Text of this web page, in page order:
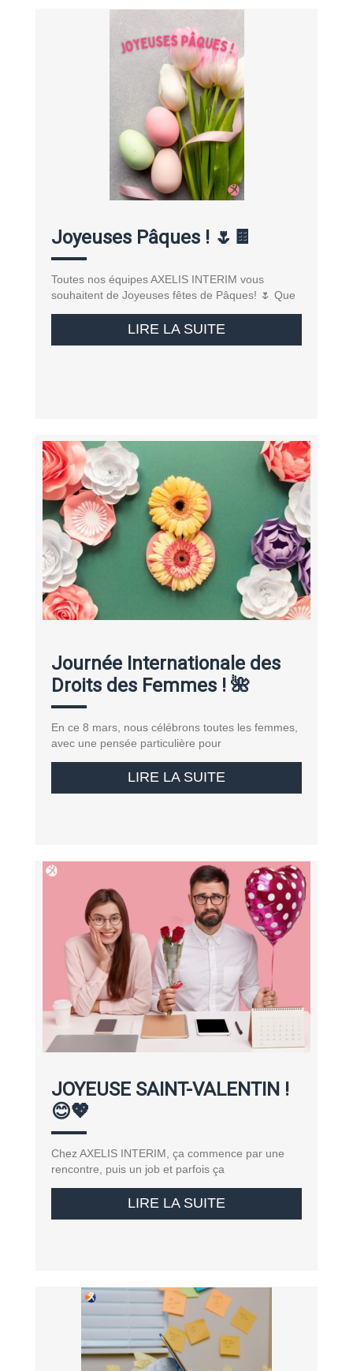
Joyeuses Pâques ! 🌷🍫
Toutes nos équipes AXELIS INTERIM vous
souhaitent de Joyeuses fêtes de Pâques! 🌷 Que
LIRE LA SUITE
Journée Internationale des
Droits des Femmes ! 🌺
En ce 8 mars, nous célébrons toutes les femmes,
avec une pensée particulière pour
LIRE LA SUITE
JOYEUSE SAINT-VALENTIN !
😊💖
Chez AXELIS INTERIM, ça commence par une
rencontre, puis un job et parfois ça
LIRE LA SUITE